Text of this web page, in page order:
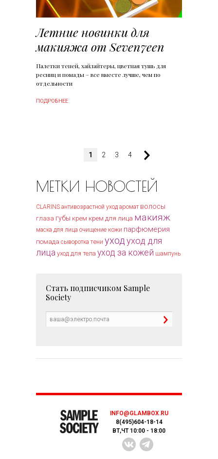
Летние новинки для
макияжа от Seven7een
Палетки теней, хайлайтеры, цветная тушь для
ресниц и помады – все вместе лучше, чем по
отдельности
ПОДРОБНЕЕ
1 2 3 4
МЕТКИ НОВОСТЕЙ
CLARINS антивозрастной уход аромат волосы
глаза губы крем крем для лица макияж
маска для лица очищение кожи парфюмерия
помада сыворотка тени уходуход для
лица уход для тела уход за кожей шампунь
Стать подписчиком Sample
Society
INFO@GLAMBOX.RU
8(495)604-18-14
ВТ,ЧТ 10:00 - 18:00